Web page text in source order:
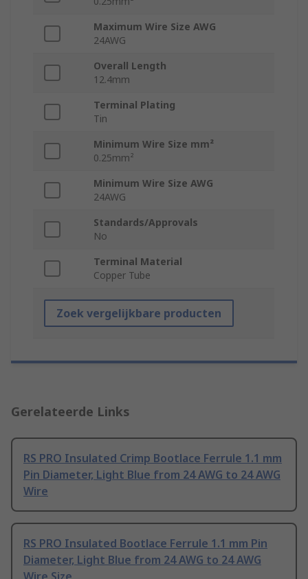
Maximum Wire Size AWG
24AWG
Overall Length
12.4mm
Terminal Plating
Tin
Minimum Wire Size mm²
0.25mm²
Minimum Wire Size AWG
24AWG
Standards/Approvals
No
Terminal Material
Copper Tube
Zoek vergelijkbare producten
Gerelateerde Links
RS PRO Insulated Crimp Bootlace Ferrule 1.1 mm
Pin Diameter, Light Blue from 24 AWG to 24 AWG
Wire
RS PRO Insulated Bootlace Ferrule 1.1 mm Pin
Diameter, Light Blue from 24 AWG to 24 AWG